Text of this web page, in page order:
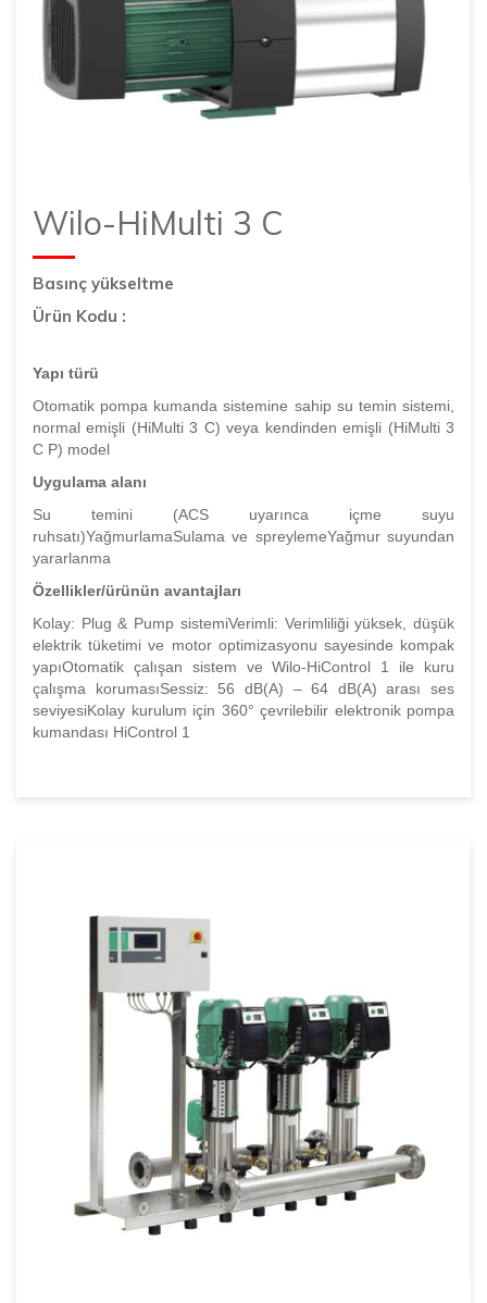
Wilo-HiMulti 3 C
Basınç yükseltme
Ürün Kodu :
Yapı türü
Otomatik pompa kumanda sistemine sahip su temin sistemi,
normal emişli (HiMulti 3 C) veya kendinden emişli (HiMulti 3
C P) model
Uygulama alanı
Su temini (ACS uyarınca içme suyu
ruhsatı)YağmurlamaSulama ve spreylemeYağmur suyundan
yararlanma
Özellikler/ürünün avantajları
Kolay: Plug & Pump sistemiVerimli: Verimliliği yüksek, düşük
elektrik tüketimi ve motor optimizasyonu sayesinde kompak
yapıOtomatik çalışan sistem ve Wilo-HiControl 1 ile kuru
çalışma korumasıSessiz: 56 dB(A) – 64 dB(A) arası ses
seviyesiKolay kurulum için 360° çevrilebilir elektronik pompa
kumandası HiControl 1